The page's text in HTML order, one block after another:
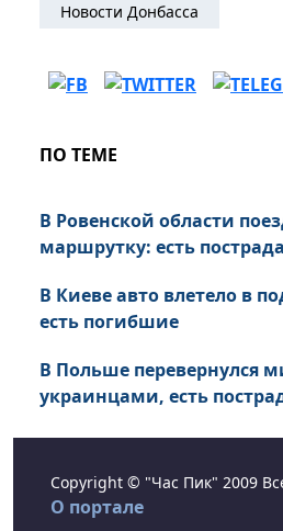
Новости Донбасса
ПО ТЕМЕ
В Ровенской области
маршрутку: есть
В Киеве авто влетело в
есть погибшие
В Польше перевернулся
украинцами, есть
Copyright © "Час Пик" 2009
О портале